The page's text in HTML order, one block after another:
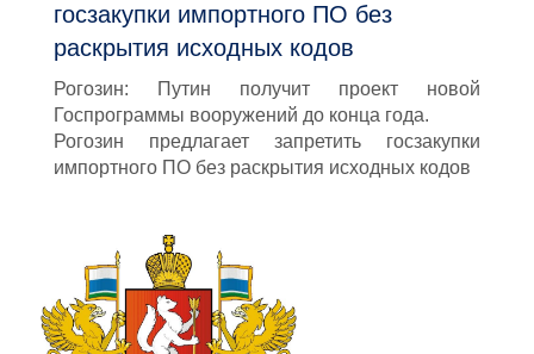
госзакупки импортного ПО без
раскрытия исходных кодов
Рогозин: Путин получит проект новой
Госпрограммы вооружений до конца года.
Рогозин предлагает запретить госзакупки
импортного ПО без раскрытия исходных кодов